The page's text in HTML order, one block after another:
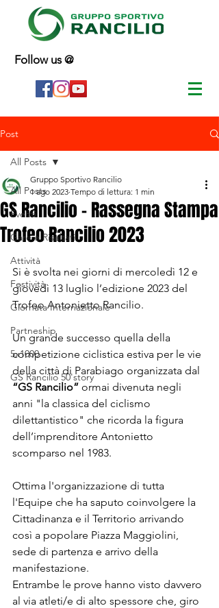
Follow us @
Post
All Posts
Eventi
Gare e Risultati
Attività
Festività
Giornata Internazionale
Partneship
5x1000
GS Rancilio 50'story
All Posts
GS Rancilio - Rassegna Stampa
Trofeo Rancilio 2023
Gruppo Sportivo Rancilio
1 ago 2023 Tempo di lettura: 1 min
Si è svolta nei giorni di mercoledì 12 e
giovedì 13 luglio l’edizione 2023 del
Trofeo Antonietto Rancilio.
Un grande successo quella della
competizione ciclistica estiva per le vie
della città di Parabiago organizzata dal
“GS Rancilio” ormai divenuta negli
anni "la classica del ciclismo
dilettantistico" che ricorda la figura
dell’imprenditore Antonietto
scomparso nel 1983.
Ottima l'organizzazione di tutta
l'Equipe che ha saputo coinvolgere la
Cittadinanza e il Territorio arrivando
così a popolare Piazza Maggiolini,
sede di partenza e arrivo della
manifestazione.
Entrambe le prove hanno visto davvero
al via atleti/e di alto spessore che, giro